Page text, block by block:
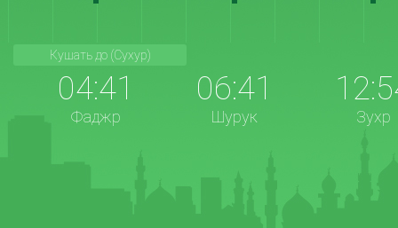
Кушать до (Сухур)
04:41
Фаджр
06:41
Шурук Зухр